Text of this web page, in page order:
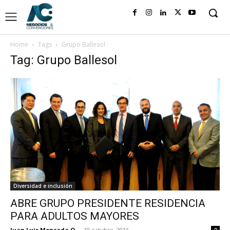
Home Tags Grupo Ballesol
Tag: Grupo Ballesol
Diversidad e inclusión
ABRE GRUPO PRESIDENTE RESIDENCIA
PARA ADULTOS MAYORES